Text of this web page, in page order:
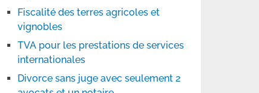
Fiscalité des terres agricoles et
vignobles
TVA pour les prestations de services
internationales
Divorce sans juge avec seulement 2